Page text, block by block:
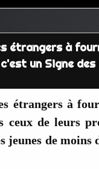
étrangers à
un Signe des
étrangers à
ceux de leurs
jeunes de